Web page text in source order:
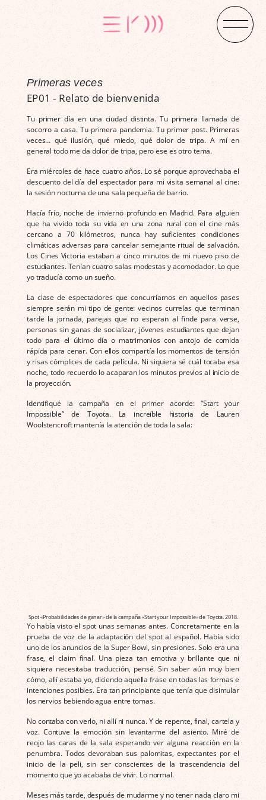
Primeras veces
EP01 - Relato de bienvenida
Tu primer día en una ciudad distinta. Tu primera llamada de
socorro a casa. Tu primera pandemia. Tu primer post. Primeras
veces… qué ilusión, qué miedo, qué dolor de tripa. A mí en
general todo me da dolor de tripa, pero ese es otro tema.
Era miércoles de hace cuatro años. Lo sé porque aprovechaba el
descuento del día del espectador para mi visita semanal al cine:
la sesión nocturna de una sala pequeña de barrio.
Hacía frío, noche de invierno profundo en Madrid. Para alguien
que ha vivido toda su vida en una zona rural con el cine más
cercano a 70 kilómetros, nunca hay suficientes condiciones
climáticas adversas para cancelar semejante ritual de salvación.
Los Cines Victoria estaban a cinco minutos de mi nuevo piso de
estudiantes. Tenían cuatro salas modestas y acomodador. Lo que
yo traducía como un sueño.
La clase de espectadores que concurríamos en aquellos pases
siempre serán mi tipo de gente: vecinos currelas que terminan
tarde la jornada, parejas que no esperan al finde para verse,
personas sin ganas de socializar, jóvenes estudiantes que dejan
todo para el último día o matrimonios con antojo de comida
rápida para cenar. Con ellos compartía los momentos de tensión
y risas cómplices de cada película. Ni siquiera sé cuál tocaba esa
noche, todo recuerdo lo acaparan los minutos previos al inicio de
la proyección.
Identifiqué la campaña en el primer acorde: “Start your
Impossible” de Toyota. La increíble historia de Lauren
Woolstencroft mantenía la atención de toda la sala:
Spot «Probabilidades de ganar» de la campaña «Start your Impossible» de Toyota. 2018.
Yo había visto el spot unas semanas antes. Concretamente en la
prueba de voz de la adaptación del spot al español. Había sido
uno de los anuncios de la Super Bowl, sin presiones. Solo era una
frase, el claim final. Una pieza tan emotiva y brillante que ni
siquiera necesitaba traducción, pensé. Sin saber aún muy bien
cómo, allí estaba yo, diciendo aquella frase en todas las formas e
intenciones posibles. Era tan principiante que tenía que disimular
los nervios bebiendo agua entre tomas.
No contaba con verlo, ni allí ni nunca. Y de repente, final, cartela y
voz. Contuve la emoción sin levantarme del asiento. Miré de
reojo las caras de la sala esperando ver alguna reacción en la
penumbra. Todos devoraban sus palomitas, expectantes por el
inicio de la peli, sin ser conscientes de la trascendencia del
momento que yo acababa de vivir. Lo normal.
Meses más tarde, después de mudarme y no tener nada claro mi